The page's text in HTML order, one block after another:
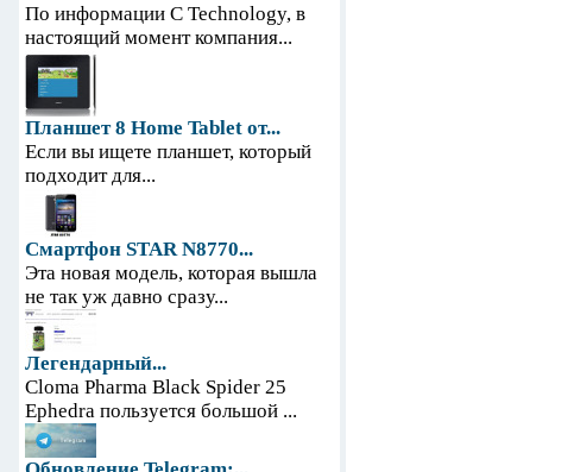
По информации С Technology, в
настоящий момент компания...
Планшет 8 Home Tablet от...
Если вы ищете планшет, который
подходит для...
Смартфон STAR N8770...
Эта новая модель, которая вышла
не так уж давно сразу...
Легендарный...
Cloma Pharma Black Spider 25
Ephedra пользуется большой ...